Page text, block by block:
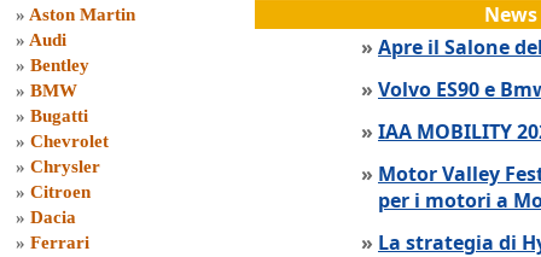
» Aston Martin
» Audi
» Bentley
» BMW
» Bugatti
» Chevrolet
» Chrysler
» Citroen
» Dacia
» Ferrari
» Apre il Salone
» Volvo ES90 e
» IAA MOBILITY
» Motor Valley
per i motori a
» La strategia di